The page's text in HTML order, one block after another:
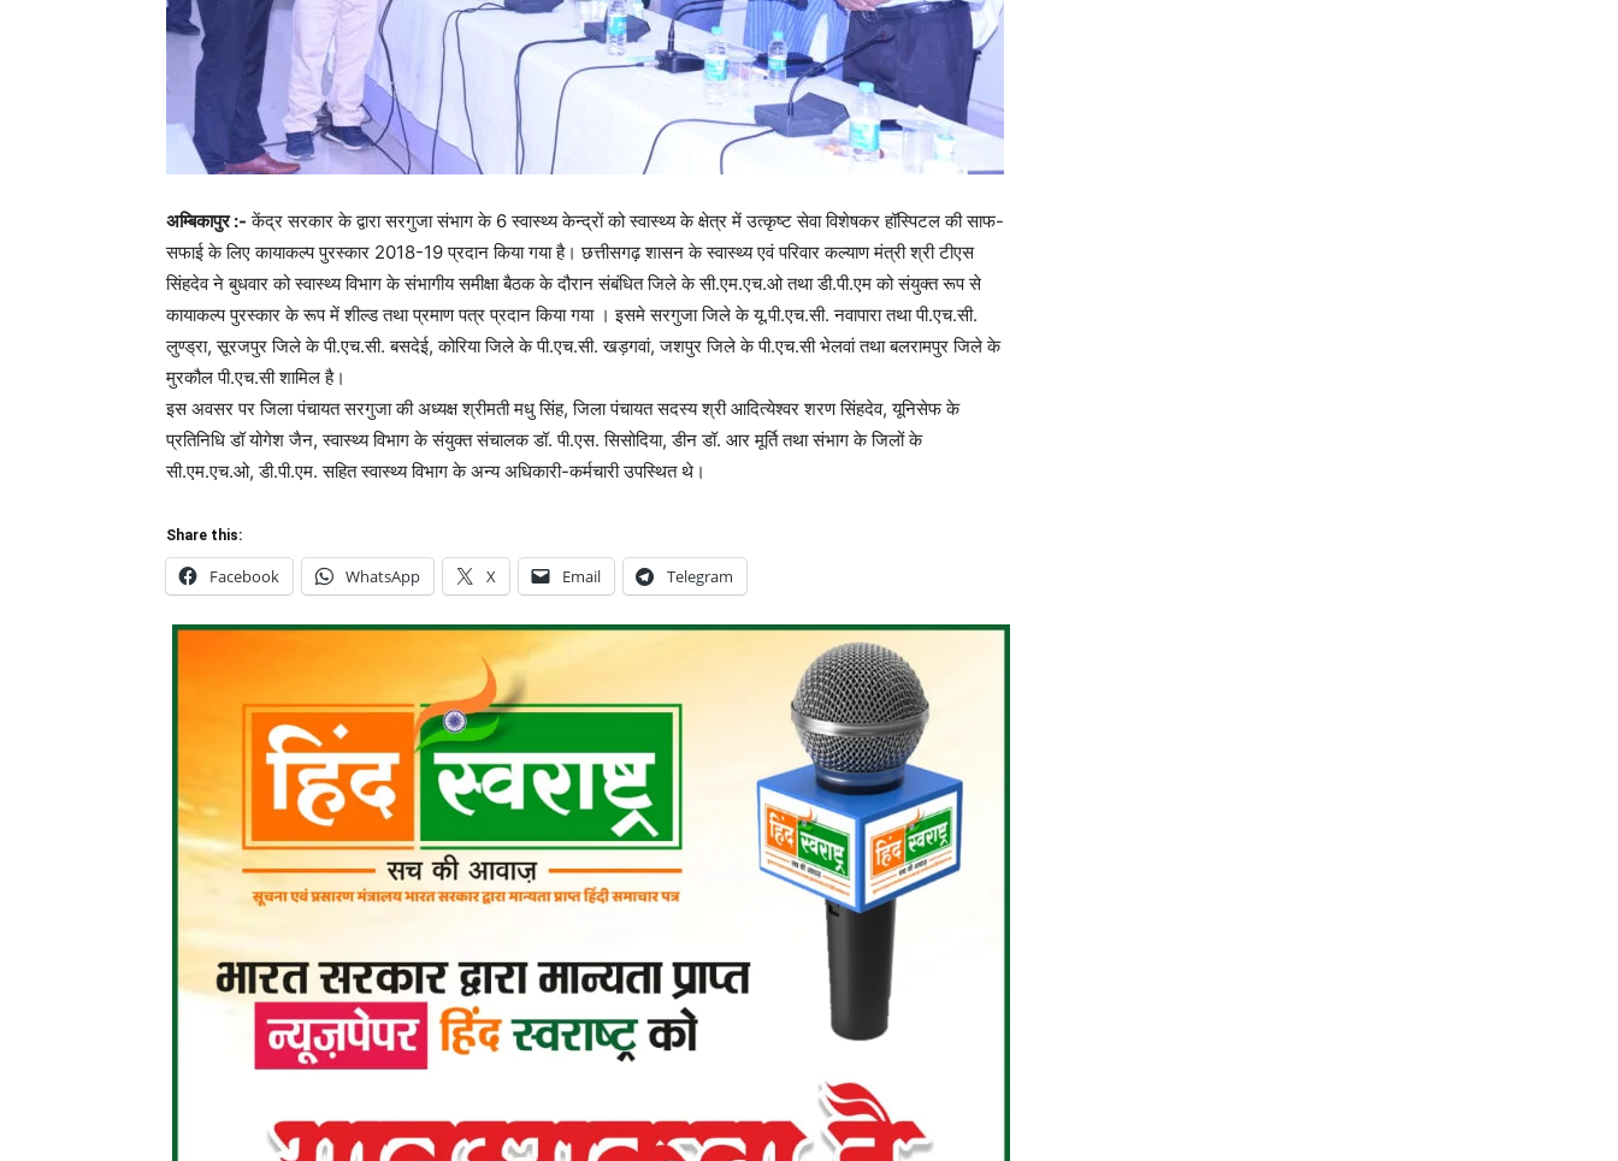
अम्बिकापुर :- केंद्र सरकार के द्वारा सरगुजा संभाग के 6 स्वास्थ्य केन्द्रों को स्वास्थ्य के क्षेत्र में उत्कृष्ट सेवा विशेषकर हॉस्पिटल की साफ-
सफाई के लिए कायाकल्प पुरस्कार 2018-19 प्रदान किया गया है। छत्तीसगढ़ शासन के स्वास्थ्य एवं परिवार कल्याण मंत्री श्री टीएस
सिंहदेव ने बुधवार को स्वास्थ्य विभाग के संभागीय समीक्षा बैठक के दौरान संबंधित जिले के सी.एम.एच.ओ तथा डी.पी.एम को संयुक्त रूप से
कायाकल्प पुरस्कार के रूप में शील्ड तथा प्रमाण पत्र प्रदान किया गया । इसमे सरगुजा जिले के यू.पी.एच.सी. नवापारा तथा पी.एच.सी.
लुण्ड्रा, सूरजपुर जिले के पी.एच.सी. बसदेई, कोरिया जिले के पी.एच.सी. खड़गवां, जशपुर जिले के पी.एच.सी भेलवां तथा बलरामपुर जिले के
मुरकौल पी.एच.सी शामिल है।
इस अवसर पर जिला पंचायत सरगुजा की अध्यक्ष श्रीमती मधु सिंह, जिला पंचायत सदस्य श्री आदित्येश्वर शरण सिंहदेव, यूनिसेफ के
प्रतिनिधि डॉ योगेश जैन, स्वास्थ्य विभाग के संयुक्त संचालक डॉ. पी.एस. सिसोदिया, डीन डॉ. आर मूर्ति तथा संभाग के जिलों के
सी.एम.एच.ओ, डी.पी.एम. सहित स्वास्थ्य विभाग के अन्य अधिकारी-कर्मचारी उपस्थित थे।
Share this:
Facebook WhatsApp X Email Telegram